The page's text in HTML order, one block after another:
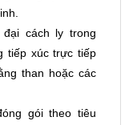
cách ly trong
tiếp xúc trực tiếp
than hoặc các
gói theo tiêu